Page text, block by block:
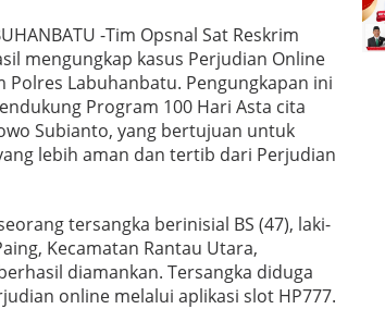
-Tim Opsnal Sat Reskrim
mengungkap kasus Perjudian Online
Polres Labuhanbatu. Pengungkapan ini
Program 100 Hari Asta cita
Subianto, yang bertujuan untuk
lebih aman dan tertib dari Perjudian
tersangka berinisial BS (47), laki-
Kecamatan Rantau Utara,
diamankan. Tersangka diduga
online melalui aplikasi slot HP777.